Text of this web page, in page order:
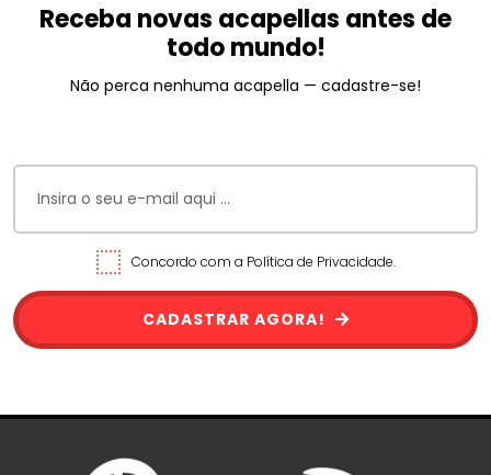
Receba novas acapellas antes de
todo mundo!
Não perca nenhuma acapella — cadastre-se!
Concordo com a Política de Privacidade.
CADASTRAR AGORA!